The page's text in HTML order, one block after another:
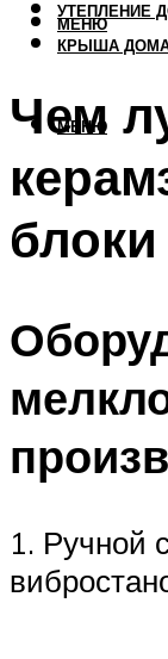
УТЕПЛЕНИЕ
КРЫША
МЕНЮ
МЕНЮ
Чем
блоки
1. Ручной